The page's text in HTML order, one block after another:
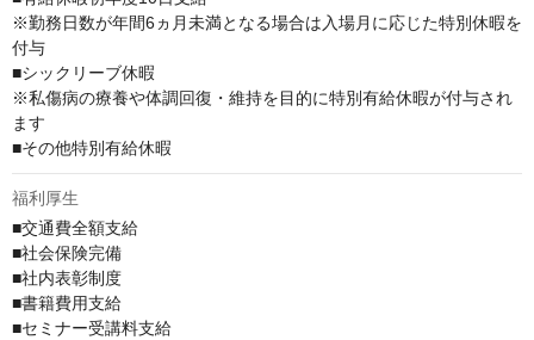
※勤務日数が年間6ヵ月未満となる場合は入場月に応じた特別休暇を
付与
■シックリーブ休暇
※私傷病の療養や体調回復・維持を目的に特別有給休暇が付与され
ます
■その他特別有給休暇
福利厚生
■交通費全額支給
■社会保険完備
■社内表彰制度
■書籍費用支給
■セミナー受講料支給